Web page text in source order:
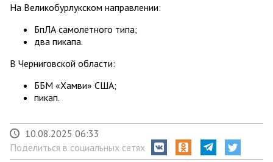
На Великобурлукском направлении:
БпЛА самолетного типа;
два пикапа.
В Черниговской области:
ББМ «Хамви» США;
пикап.
10.08.2025 06:33
Поделиться в социальных сетях